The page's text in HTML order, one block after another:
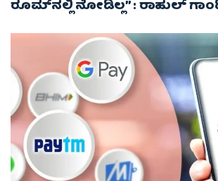
ರೂಮ್‌ನಲ್ಲಿ ನೋಡಿಲ್ಲ” : ರಾಹುಲ್